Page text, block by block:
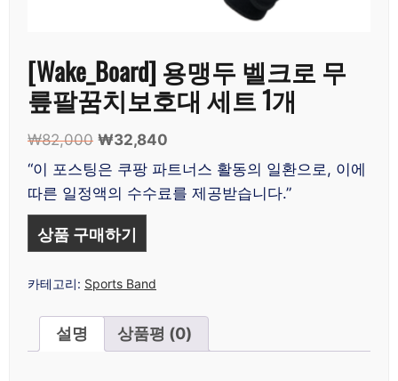
[Wake_Board] 용맹두 벨크로 무
릎팔꿈치보호대 세트 1개
₩82,000 원
래
가
격:
₩82,000.
₩32,840
재
가
격:
“이 포스팅은 쿠팡 파트너스 활동의 일환으로, 이에
따른 일정액의 수수료를 제공받습니다.”
상품 구매하기
카테고리: Sports Band
설명 상품평 (0)